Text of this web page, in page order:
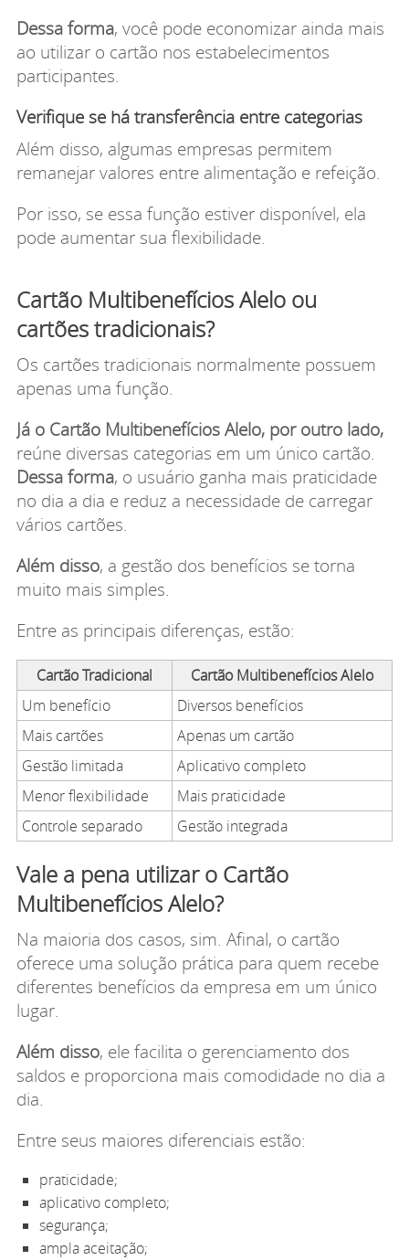
Dessa forma, você pode economizar ainda mais
ao utilizar o cartão nos estabelecimentos
participantes.
Verifique se há transferência entre categorias
Além disso, algumas empresas permitem
remanejar valores entre alimentação e refeição.
Por isso, se essa função estiver disponível, ela
pode aumentar sua flexibilidade.
Cartão Multibenefícios Alelo ou
cartões tradicionais?
Os cartões tradicionais normalmente possuem
apenas uma função.
Já o Cartão Multibenefícios Alelo, por outro lado,
reúne diversas categorias em um único cartão.
Dessa forma, o usuário ganha mais praticidade
no dia a dia e reduz a necessidade de carregar
vários cartões.
Além disso, a gestão dos benefícios se torna
muito mais simples.
Entre as principais diferenças, estão:
Cartão Tradicional
Cartão Multibenefícios Alelo
Um benefício
Diversos benefícios
Mais cartões
Apenas um cartão
Gestão limitada
Aplicativo completo
Menor flexibilidade
Mais praticidade
Controle separado
Gestão integrada
Vale a pena utilizar o Cartão
Multibenefícios Alelo?
Na maioria dos casos, sim. Afinal, o cartão
oferece uma solução prática para quem recebe
diferentes benefícios da empresa em um único
lugar.
Além disso, ele facilita o gerenciamento dos
saldos e proporciona mais comodidade no dia a
dia.
Entre seus maiores diferenciais estão:
praticidade;
aplicativo completo;
segurança;
ampla aceitação;